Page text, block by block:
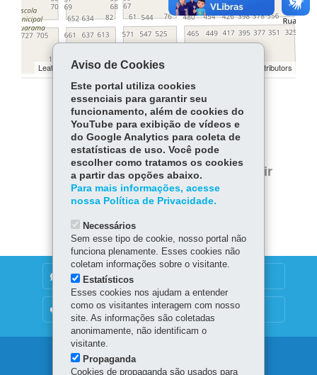
Leaflet | ©OpenStreetMapcontributors | © contributors
COMPARTILHE:
Facebook
Twitter
WhatsApp
Voltar Início
Imprimir
Baixar
DENUNCIE CORRUPÇÃO
OUVIDORIA
Navegação
Aviso de Cookies
Este portal utiliza cookies
essenciais para garantir seu
funcionamento, além de cookies do
YouTube para exibição de vídeos e
do Google Analytics para coleta de
estatísticas de uso. Você pode
escolher como tratamos os cookies
a partir das opções abaixo.
Para mais informações, acesse
nossa Política de Privacidade.
Necessários
Sem esse tipo de cookie, nosso portal não
funciona plenamente. Esses cookies não
coletam informações sobre o visitante.
Estatísticos
Esses cookies nos ajudam a entender
como os visitantes interagem com nosso
site. As informações são coletadas
anonimamente, não identificam o
visitante.
Propaganda
Cookies de propaganda são usados para